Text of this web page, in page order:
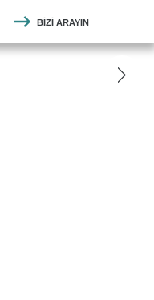
BIZI ARAYIN